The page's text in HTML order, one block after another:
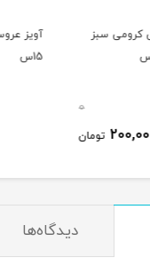
کرومی سبز
0
تومان
آویز
15س
دیدگاه‌ها